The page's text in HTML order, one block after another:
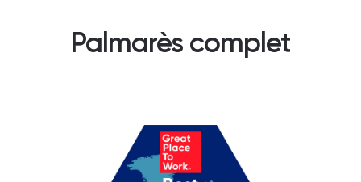
Palmarès complet